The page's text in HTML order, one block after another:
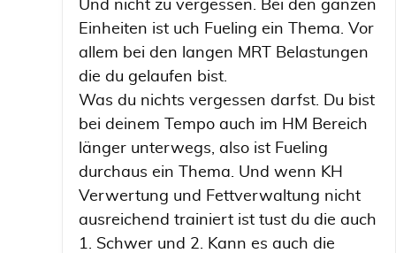
Und nicht zu vergessen. Bei den ganzen
Einheiten ist uch Fueling ein Thema. Vor
allem bei den langen MRT Belastungen
die du gelaufen bist.
Was du nichts vergessen darfst. Du bist
bei deinem Tempo auch im HM Bereich
länger unterwegs, also ist Fueling
durchaus ein Thema. Und wenn KH
Verwertung und Fettverwaltung nicht
ausreichend trainiert ist tust du die auch
1. Schwer und 2. Kann es auch die